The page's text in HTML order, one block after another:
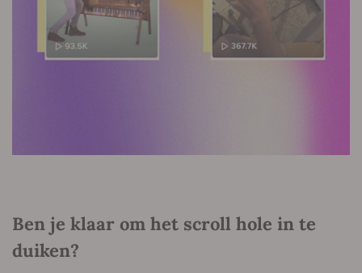
Ben je klaar om het scroll hole in te
duiken?